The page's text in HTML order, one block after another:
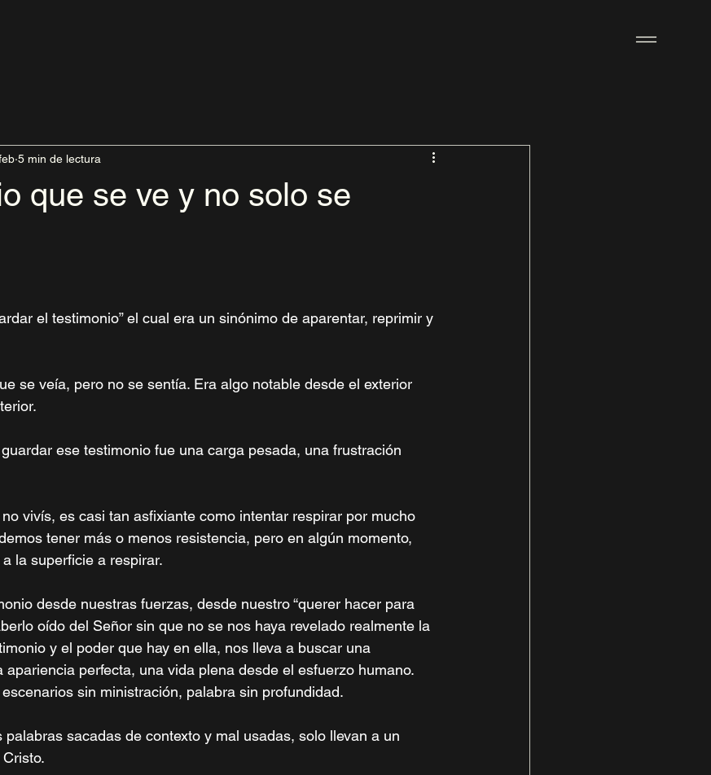
que se ve y no solo se
5 min de lectura
el testimonio” el cual era un sinónimo de aparentar, reprimir y
se veía, pero no se sentía. Era algo notable desde el exterior
ese testimonio fue una carga pesada, una frustración
vivís, es casi tan asfixiante como intentar respirar por mucho
tener más o menos resistencia, pero en algún momento,
la superficie a respirar.
desde nuestras fuerzas, desde nuestro “querer hacer para
oído del Señor sin que no se nos haya revelado realmente la
y el poder que hay en ella, nos lleva a buscar una
apariencia perfecta, una vida plena desde el esfuerzo humano.
sin ministración, palabra sin profundidad.
sacadas de contexto y mal usadas, solo llevan a un